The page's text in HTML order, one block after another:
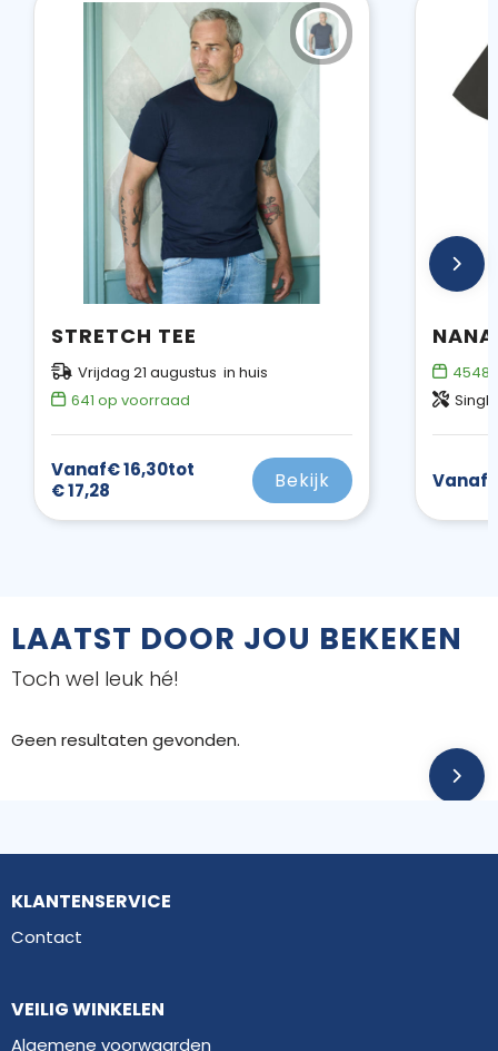
STRETCH TEE
Vrijdag 21 augustus in huis
641 op voorraad
Vanaf€ 16,30tot
€ 17,28
Bekijk
45482
Vanaf
LAATST DOOR JOU BEKEKEN
Toch wel leuk hé!
Geen resultaten gevonden.
KLANTENSERVICE
Contact
VEILIG WINKELEN
Algemene voorwaarden